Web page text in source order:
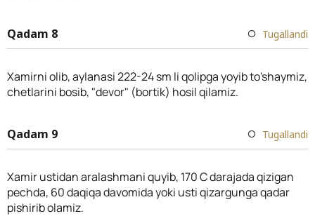
Qadam 8 Tugallandi
Xamirni olib, aylanasi 222-24 sm li qolipga yoyib to'shaymiz,
chetlarini bosib, "devor" (bortik) hosil qilamiz.
Qadam 9 Tugallandi
Xamir ustidan aralashmani quyib, 170 C darajada qizigan
pechda, 60 daqiqa davomida yoki usti qizargunga qadar
pishirib olamiz.